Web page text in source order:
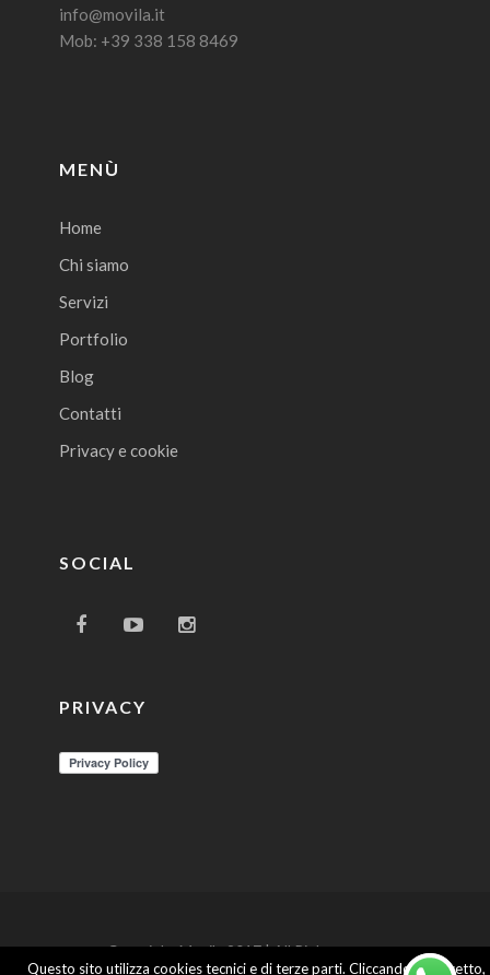
info@movila.it
Mob: +39 338 158 8469
MENÙ
Home
Chi siamo
Servizi
Portfolio
Blog
Contatti
Privacy e cookie
SOCIAL
PRIVACY
Copyright Movila 2017 | All Rights
Questo sito utilizza cookies tecnici e di terze parti. Cliccando su Accetto,